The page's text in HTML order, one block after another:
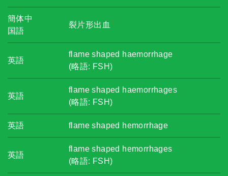
簡体中
国語
裂片形出血
英語
flame shaped haemorrhage
(略語: FSH)
英語
flame shaped haemorrhages
(略語: FSH)
英語 flame shaped hemorrhage
英語
flame shaped hemorrhages
(略語: FSH)